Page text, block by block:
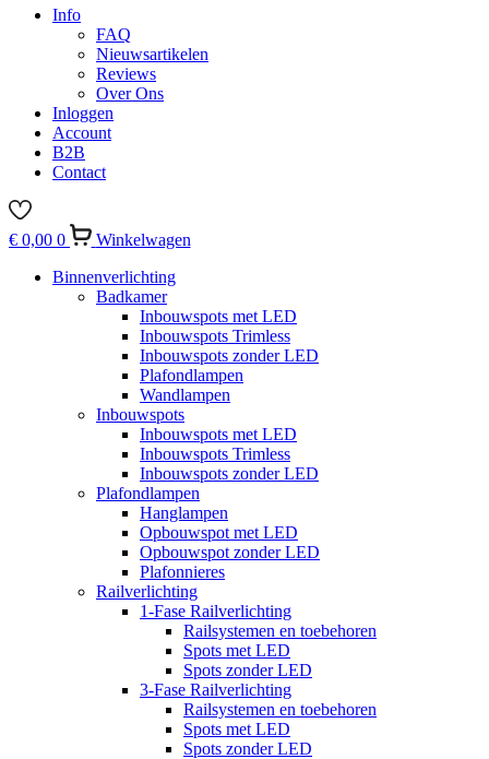
Info
FAQ
Nieuwsartikelen
Reviews
Over Ons
Inloggen
Account
B2B
Contact
€ 0,00 0
Winkelwagen
Binnenverlichting
Badkamer
Inbouwspots met LED
Inbouwspots Trimless
Inbouwspots zonder LED
Plafondlampen
Wandlampen
Inbouwspots
Inbouwspots met LED
Inbouwspots Trimless
Inbouwspots zonder LED
Plafondlampen
Hanglampen
Opbouwspot met LED
Opbouwspot zonder LED
Plafonnieres
Railverlichting
1-Fase Railverlichting
Railsystemen en toebehoren
Spots met LED
Spots zonder LED
3-Fase Railverlichting
Railsystemen en toebehoren
Spots met LED
Spots zonder LED